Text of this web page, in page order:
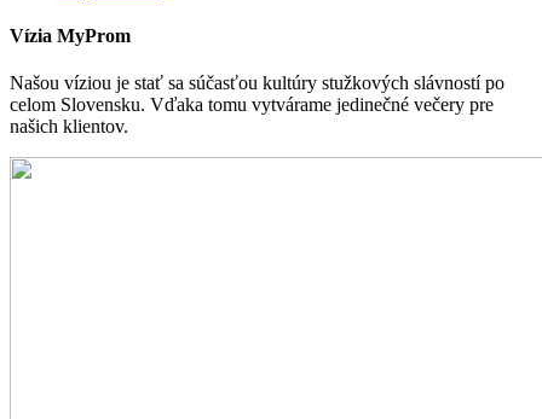
Vízia MyProm
Našou víziou je stať sa súčasťou kultúry stužkových slávností po
celom Slovensku. Vďaka tomu vytvárame jedinečné večery pre
našich klientov.